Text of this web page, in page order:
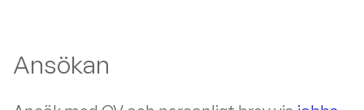
Ansökan